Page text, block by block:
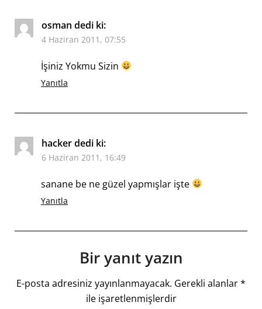
osman dedi ki:
4 Haziran 2011, 07:55
İşiniz Yokmu Sizin
Yanıtla
hackerdedi ki:
6 Haziran 2011, 16:49
sanane be ne güzel yapmışlar işte
Yanıtla
Bir yanıt yazın
E-posta adresiniz yayınlanmayacak. Gerekli alanlar*
ile işaretlenmişlerdir